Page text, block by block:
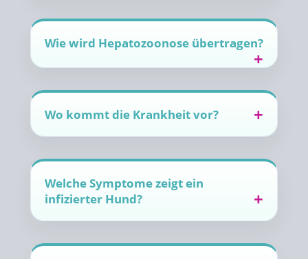
Wie wird Hepatozoonose übertragen?
Wo kommt die Krankheit vor?
Welche Symptome zeigt ein
infizierter Hund?